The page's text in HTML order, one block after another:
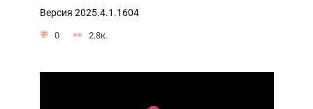
Версия 2025.4.1.1604
0 2.8к.